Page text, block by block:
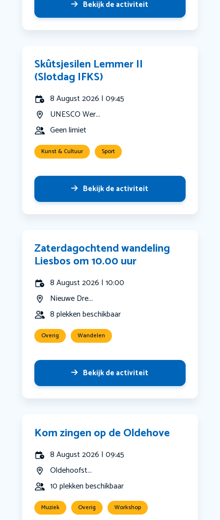
Bekijk de activiteit
Skûtsjesilen Lemmer II
(Slotdag IFKS)
8 August 2026 | 09:45
UNESCO Wer...
Geen limiet
Kunst & Cultuur Sport
Bekijk de activiteit
Zaterdagochtend wandeling
Liesbos om 10.00 uur
8 August 2026 | 10:00
Nieuwe Dre...
8 plekken beschikbaar
Overig Wandelen
Bekijk de activiteit
Kom zingen op de Oldehove
8 August 2026 | 09:45
Oldehoofst...
10 plekken beschikbaar
Muziek Overig Workshop